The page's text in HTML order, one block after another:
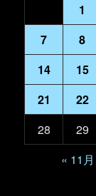
1
7
8
14
15
21
22
28
29
« 11月